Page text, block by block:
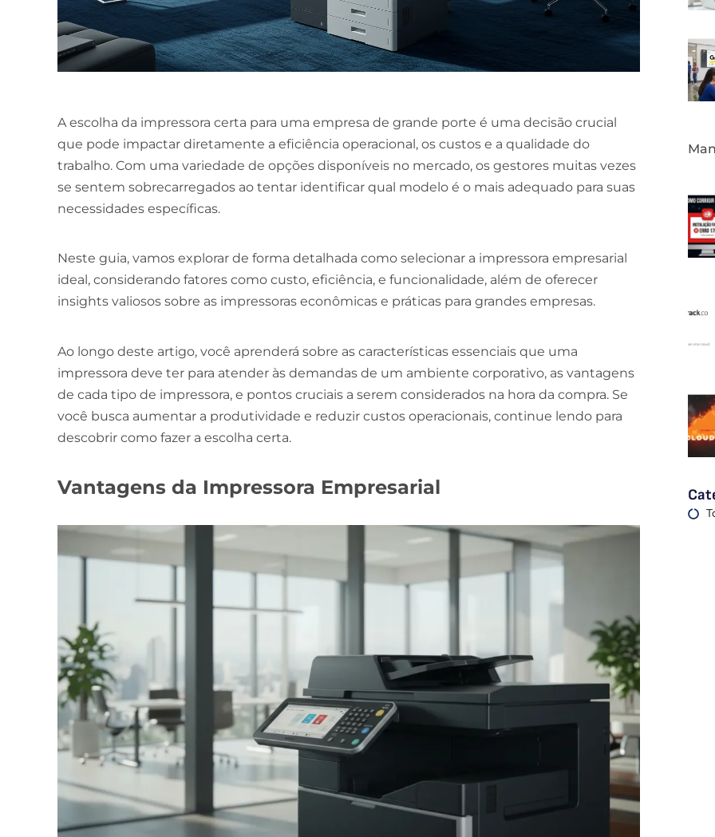
A escolha da impressora certa para uma empresa de grande porte é uma decisão crucial
que pode impactar diretamente a eficiência operacional, os custos e a qualidade do
trabalho. Com uma variedade de opções disponíveis no mercado, os gestores muitas vezes
se sentem sobrecarregados ao tentar identificar qual modelo é o mais adequado para suas
necessidades específicas.
Neste guia, vamos explorar de forma detalhada como selecionar a impressora empresarial
ideal, considerando fatores como custo, eficiência, e funcionalidade, além de oferecer
insights valiosos sobre as impressoras econômicas e práticas para grandes empresas.
Ao longo deste artigo, você aprenderá sobre as características essenciais que uma
impressora deve ter para atender às demandas de um ambiente corporativo, as vantagens
de cada tipo de impressora, e pontos cruciais a serem considerados na hora da compra. Se
você busca aumentar a produtividade e reduzir custos operacionais, continue lendo para
descobrir como fazer a escolha certa.
Vantagens da Impressora Empresarial